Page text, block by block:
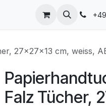
27x27x13 cm, weiss,
Falz Tücher,